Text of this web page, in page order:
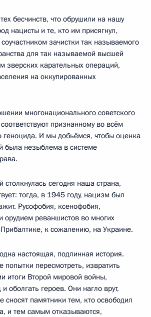
бесчинств, что обрушили на нашу
нацисты и те, кто им присягнул,
зачистки так называемого
для так называемой высшей
зверских карательных операций,
на оккупированных
многонационального советского
признанному во всём
И мы добьёмся, чтобы оценка
была незыблема в системе
столкнулась сегодня наша страна,
тогда, в 1945 году, нацизм был
Русофобия, ксенофобия,
орудием реваншистов во многих
к сожалению, на Украине.
настоящая, подлинная история.
попытки пересмотреть, извратить
итоги Второй мировой войны,
оболгать героев. Они нагло врут,
сносят памятники тем, кто освободил
и тем самым отказываются,